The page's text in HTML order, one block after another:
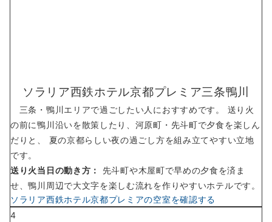
ソラリア西鉄ホテル京都プレミア三条鴨川
三条・鴨川エリアで過ごしたい人におすすめです。 送り火
の前に鴨川沿いを散策したり、河原町・先斗町で夕食を楽しん
だりと、 夏の京都らしい夜の過ごし方を組み立てやすい立地
です。
送り火当日の動き方：
先斗町や木屋町で早めの夕食を済ま
せ、鴨川周辺で大文字を楽しむ流れを作りやすいホテルです。
ソラリア西鉄ホテル京都プレミアの空室を確認する
4